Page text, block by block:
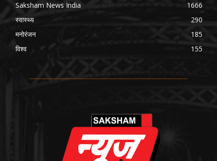
Saksham News India
1666
स्वास्थ्य
290
मनोरंजन
185
विश्व
155